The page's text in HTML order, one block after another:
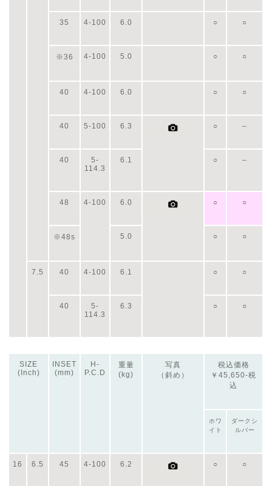
35 4-100 6.0 ○ ○
※36 4-100 5.0 ○ ○
40 4-100 6.0 ○ ○
40 5-100 6.3 ○ –
40
5-
114.3
6.1 ○ –
48 4-100 6.0 ○ ○
※48s 5.0 ○ ○
7.5 40 4-100 6.1 ○ ○
40
5-
114.3
6.3 ○ ○
SIZE
(Inch)
INSET
(mm)
H-
P.C.D
重量
(kg)
写真
（斜め）
税込価格
￥45,650-税
込
ホワ
イト
ダークシ
ルバー
16 6.5 45 4-100 6.2 ○ ○